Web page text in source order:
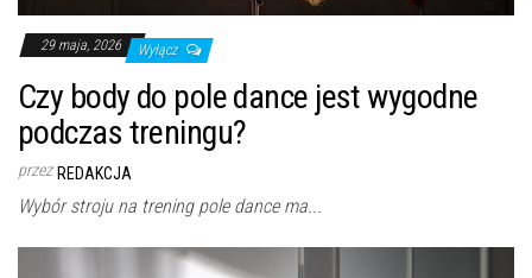
29 maja, 2026 Wyłącz
Czy body do pole dance jest wygodne
podczas treningu?
przez REDAKCJA
Wybór stroju na trening pole dance ma...